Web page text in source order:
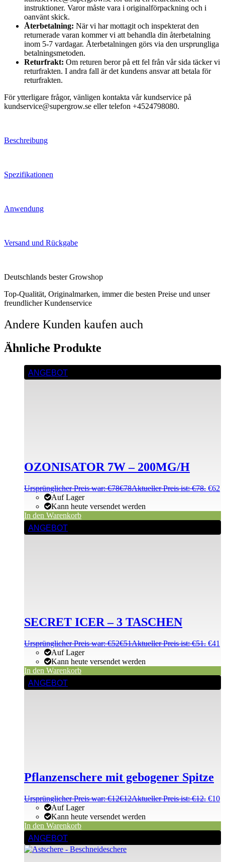
instruktioner. Varor måste vara i originalförpackning och i
oanvänt skick.
Återbetalning: När vi har mottagit och inspekterat den
returnerade varan kommer vi att behandla din återbetalning
inom 5-7 vardagar. Återbetalningen görs via den ursprungliga
betalningsmetoden.
Returfrakt: Om returen beror på ett fel från vår sida täcker vi
returfrakten. I andra fall är det kundens ansvar att betala för
returfrakten.
För ytterligare frågor, vänligen kontakta vår kundservice på
kundservice@supergrow.se eller telefon +4524798080.
Beschreibung
Spezifikationen
Anwendung
Versand und Rückgabe
Deutschlands bester Growshop
Top-Qualität, Originalmarken, immer die besten Preise und unser
freundlicher Kundenservice
Andere Kunden kaufen auch
Ähnliche Produkte
ANGEBOT
OZONISATOR 7W – 200MG/H
Ursprünglicher Preis war: €78€78Aktueller Preis ist: €78. €62
Auf Lager
Kann heute versendet werden
In den Warenkorb
ANGEBOT
SECRET ICER – 3 TASCHEN
Ursprünglicher Preis war: €52€51Aktueller Preis ist: €51. €41
Auf Lager
Kann heute versendet werden
In den Warenkorb
ANGEBOT
Pflanzenschere mit gebogener Spitze
Ursprünglicher Preis war: €12€12Aktueller Preis ist: €12. €10
Auf Lager
Kann heute versendet werden
In den Warenkorb
ANGEBOT